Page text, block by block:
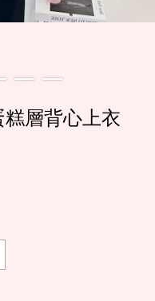
層背心上衣